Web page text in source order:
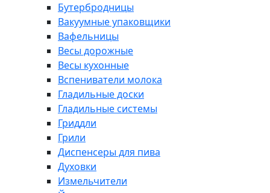
Бутербродницы
Вакуумные упаковщики
Вафельницы
Весы дорожные
Весы кухонные
Вспениватели молока
Гладильные доски
Гладильные системы
Гриддли
Грили
Диспенсеры для пива
Духовки
Измельчители